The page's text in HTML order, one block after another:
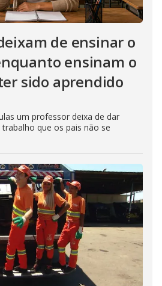
de ensinar o
ensinam o
sido aprendido
um professor deixa de dar
que os pais não se